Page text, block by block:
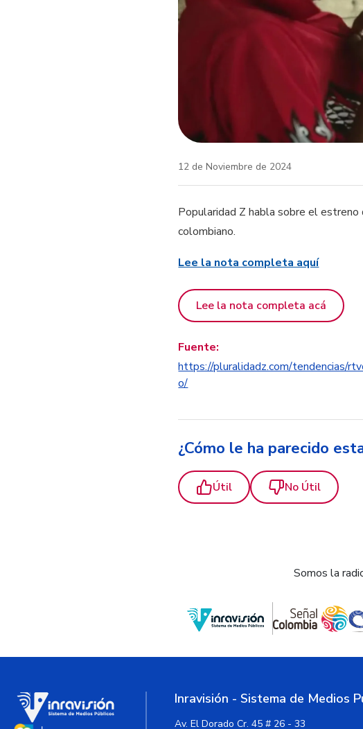
12 de Noviembre de 2024
Popularidad Z habla sobre el
colombiano.
Lee la nota completa aquí
Lee la nota completa acá
Fuente:
https://pluralidadz.com/tendencias/
o/
¿Cómo le ha parecido
Útil No Útil
Somos la
Inravisión - Sistema de Medios
Av. El Dorado Cr. 45 # 26 - 33